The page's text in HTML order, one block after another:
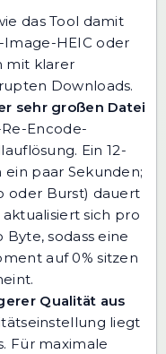
das Tool damit
HEIC oder
mit klarer
Downloads.
sehr großen Datei
Encode-
Ein 12-
paar Sekunden;
oder Burst) dauert
sich pro
sodass eine
auf 0% sitzen
Qualität aus
liegt
Für maximale